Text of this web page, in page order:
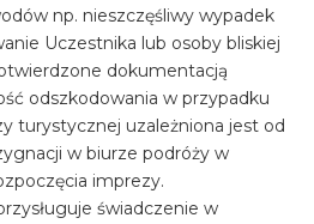
np. nieszczęśliwy wypadek
Uczestnika lub osoby bliskiej
dokumentacją
odszkodowania w przypadku
turystycznej uzależniona jest od
w biurze podróży w
imprezy.
świadczenie w